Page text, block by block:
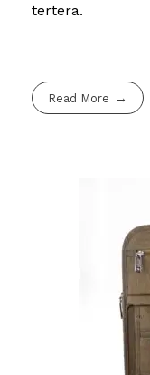
tertera.
Read More